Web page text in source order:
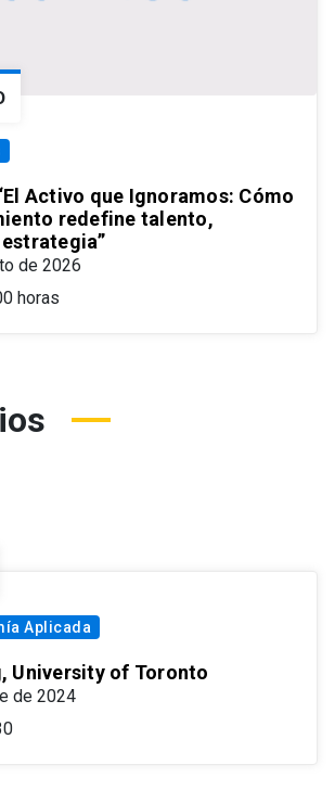
Activo que Ignoramos: Cómo
redefine talento,
de 2026
horas
Aplicada
University of Toronto
de 2024